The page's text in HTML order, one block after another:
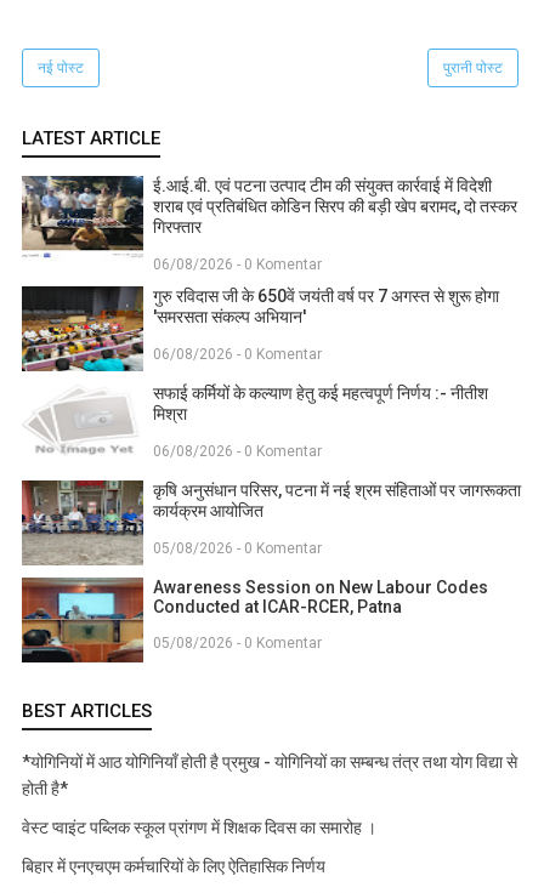
नई पोस्ट पुरानी पोस्ट
LATEST ARTICLE
ई.आई.बी. एवं पटना उत्पाद टीम की संयुक्त कार्रवाई में विदेशी
शराब एवं प्रतिबंधित कोडिन सिरप की बड़ी खेप बरामद, दो तस्कर
गिरफ्तार
06/08/2026 - 0 Komentar
गुरु रविदास जी के 650वें जयंती वर्ष पर 7 अगस्त से शुरू होगा
'समरसता संकल्प अभियान'
06/08/2026 - 0 Komentar
सफाई कर्मियों के कल्याण हेतु कई महत्वपूर्ण निर्णय :- नीतीश
मिश्रा
06/08/2026 - 0 Komentar
कृषि अनुसंधान परिसर, पटना में नई श्रम संहिताओं पर जागरूकता
कार्यक्रम आयोजित
05/08/2026 - 0 Komentar
Awareness Session on New Labour Codes
Conducted at ICAR-RCER, Patna
05/08/2026 - 0 Komentar
BEST ARTICLES
*योगिनियों में आठ योगिनियाँ होती है प्रमुख - योगिनियों का सम्बन्ध तंत्र तथा योग विद्या से
होती है*
वेस्ट प्वाइंट पब्लिक स्कूल प्रांगण में शिक्षक दिवस का समारोह ।
बिहार में एनएचएम कर्मचारियों के लिए ऐतिहासिक निर्णय